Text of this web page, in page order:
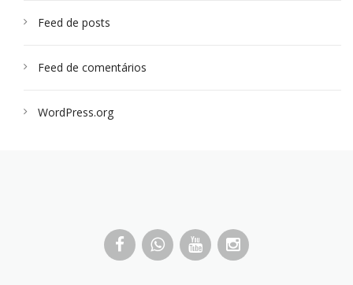
Feed de posts
Feed de comentários
WordPress.org